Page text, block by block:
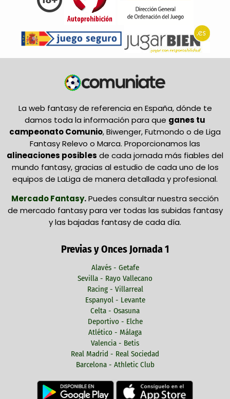
La web fantasy de referencia en España, dónde te
damos toda la información para que ganes tu
campeonato Comunio, Biwenger, Futmondo o de Liga
Fantasy Relevo o Marca. Proporcionamos las
alineaciones posibles de cada jornada más fiables del
mundo fantasy, gracias al estudio de cada uno de los
equipos de LaLiga de manera detallada y profesional.
Mercado Fantasy.Puedes consultar nuestra sección
de mercado fantasy para ver todas las subidas fantasy
y las bajadas fantasy de cada día.
Previas y Onces Jornada 1
Alavés - Getafe
Sevilla - Rayo Vallecano
Racing - Villarreal
Espanyol - Levante
Celta - Osasuna
Deportivo - Elche
Atlético - Málaga
Valencia - Betis
Real Madrid - Real Sociedad
Barcelona - Athletic Club